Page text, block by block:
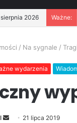
2026 Ważne:
/ Na sygnale /
wydarzenia
21 lipca 2019